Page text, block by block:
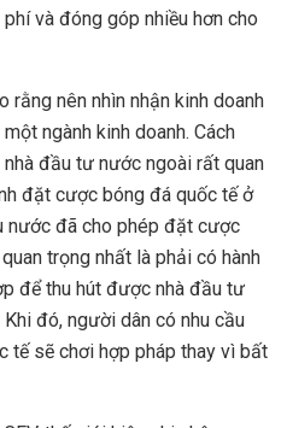
và đóng góp nhiều hơn cho
rằng nên nhìn nhận kinh doanh
ngành kinh doanh. Cách
đầu tư nước ngoài rất quan
đặt cược bóng đá quốc tế ở
nước đã cho phép đặt cược
trọng nhất là phải có hành
để thu hút được nhà đầu tư
đó, người dân có nhu cầu
tế sẽ chơi hợp pháp thay vì bất